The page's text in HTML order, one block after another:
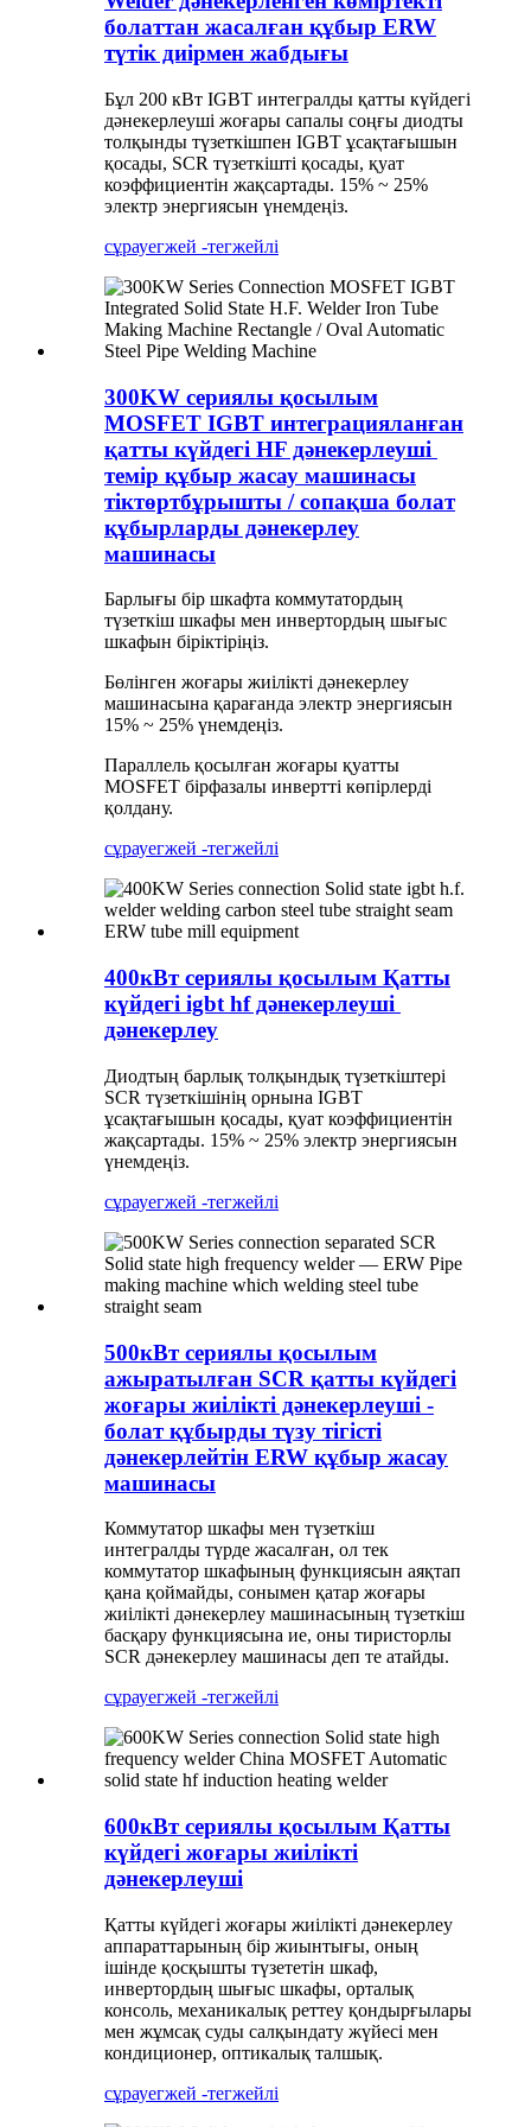
болаттан жасалған құбыр ERW
түтік диірмен жабдығы
Бұл 200 кВт IGBT интегралды қатты күйдегі
дәнекерлеуші ​​жоғары сапалы соңғы диодты
толқынды түзеткішпен IGBT ұсақтағышын
қосады, SCR түзеткішті қосады, қуат
коэффициентін жақсартады. 15% ~ 25%
электр энергиясын үнемдеңіз.
сұрауегжей -тегжейлі
300KW сериялы қосылым
MOSFET IGBT интеграцияланған
қатты күйдегі HF дәнекерлеуші ​​
темір құбыр жасау машинасы
тіктөртбұрышты / сопақша болат
құбырларды дәнекерлеу
машинасы
Барлығы бір шкафта коммутатордың
түзеткіш шкафы мен инвертордың шығыс
шкафын біріктіріңіз.
Бөлінген жоғары жиілікті дәнекерлеу
машинасына қарағанда электр энергиясын
15% ~ 25% үнемдеңіз.
Параллель қосылған жоғары қуатты
MOSFET бірфазалы инвертті көпірлерді
қолдану.
сұрауегжей -тегжейлі
400кВт сериялы қосылым Қатты
күйдегі igbt hf дәнекерлеуші ​​
дәнекерлеу
Диодтың барлық толқындық түзеткіштері
SCR түзеткішінің орнына IGBT
ұсақтағышын қосады, қуат коэффициентін
жақсартады. 15% ~ 25% электр энергиясын
үнемдеңіз.
сұрауегжей -тегжейлі
500кВт сериялы қосылым
ажыратылған SCR қатты күйдегі
жоғары жиілікті дәнекерлеуші ​​-
болат құбырды түзу тігісті
дәнекерлейтін ERW құбыр жасау
машинасы
Коммутатор шкафы мен түзеткіш
интегралды түрде жасалған, ол тек
коммутатор шкафының функциясын аяқтап
қана қоймайды, сонымен қатар жоғары
жиілікті дәнекерлеу машинасының түзеткіш
басқару функциясына ие, оны тиристорлы
SCR дәнекерлеу машинасы деп те атайды.
сұрауегжей -тегжейлі
600кВт сериялы қосылым Қатты
күйдегі жоғары жиілікті
дәнекерлеуші
Қатты күйдегі жоғары жиілікті дәнекерлеу
аппараттарының бір жиынтығы, оның
ішінде қосқышты түзететін шкаф,
инвертордың шығыс шкафы, орталық
консоль, механикалық реттеу қондырғылары
мен жұмсақ суды салқындату жүйесі мен
кондиционер, оптикалық талшық.
сұрауегжей -тегжейлі